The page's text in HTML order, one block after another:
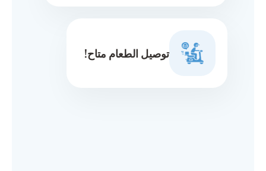
توصيل الطعام متاح!